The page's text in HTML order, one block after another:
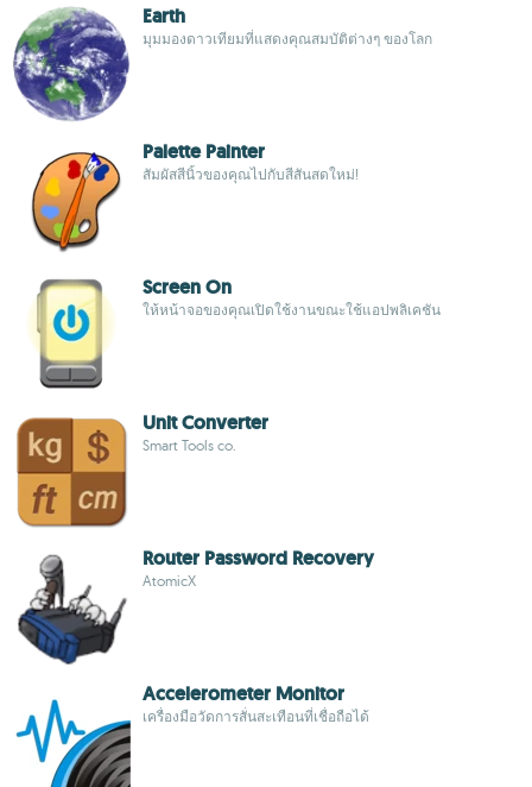
Earth
มุมมองดาวเทียมที่แสดงคุณสมบัติต่างๆ ของโลก
Palette Painter
สัมผัสสีนิ้วของคุณไปกับสีสันสดใหม่!
Screen On
ให้หน้าจอของคุณเปิดใช้งานขณะใช้แอปพลิเคชัน
Unit Converter
Smart Tools co.
Router Password Recovery
AtomicX
Accelerometer Monitor
เครื่องมือวัดการสั่นสะเทือนที่เชื่อถือได้